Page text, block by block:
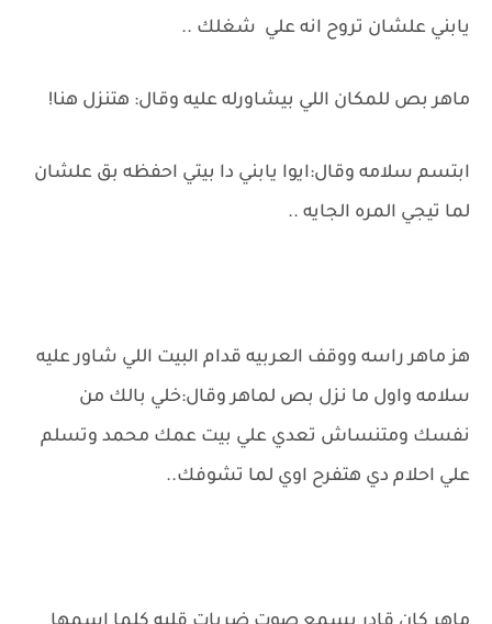
يابني علشان تروح انه علي شغلك ..
ماهر بص للمكان اللي بيشاورله عليه وقال: هتنزل هنا!
ابتسم سلامه وقال:ايوا يابني دا بيتي احفظه بق علشان
لما تيجي المره الجايه ..
هز ماهر راسه ووقف العربيه قدام البيت اللي شاور عليه
سلامه واول ما نزل بص لماهر وقال:خلي بالك من
نفسك ومتنساش تعدي علي بيت عمك محمد وتسلم
علي احلام دي هتفرح اوي لما تشوفك..